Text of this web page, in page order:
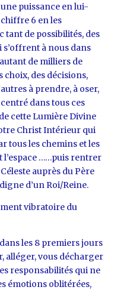
puissance en lui-
6 en les
tant de possibilités, des
à nous dans
de milliers de
choix, des décisions,
à prendre, à oser,
dans tous ces
cette Lumière Divine
Christ Intérieur qui
tous les chemins et les
l’espace ……puis rentrer
auprès du Père
d’un Roi/Reine.
vibratoire du
les 8 premiers jours
alléger, vous décharger
responsabilités qui ne
émotions oblitérées,